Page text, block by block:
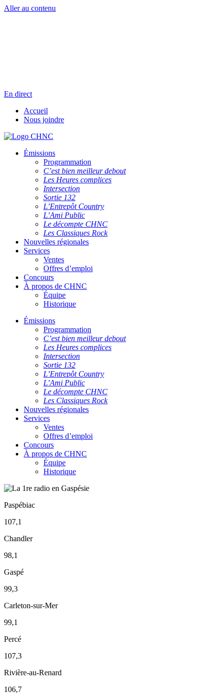
Aller au contenu
En direct
Accueil
Nous joindre
Émissions
Programmation
C’est bien meilleur debout
Les Heures complices
Intersection
Sortie 132
L’Entrepôt Country
L’Ami Public
Le décompte CHNC
Les Classiques Rock
Nouvelles régionales
Services
Ventes
Offres d’emploi
Concours
À propos de CHNC
Équipe
Historique
Émissions
Programmation
C’est bien meilleur debout
Les Heures complices
Intersection
Sortie 132
L’Entrepôt Country
L’Ami Public
Le décompte CHNC
Les Classiques Rock
Nouvelles régionales
Services
Ventes
Offres d’emploi
Concours
À propos de CHNC
Équipe
Historique
Paspébiac
107,1
Chandler
98,1
Gaspé
99,3
Carleton-sur-Mer
99,1
Percé
107,3
Rivière-au-Renard
106,7